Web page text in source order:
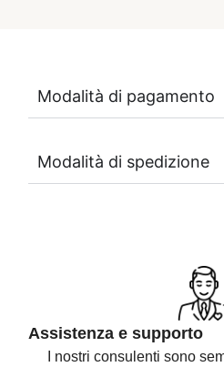
Modalità di pagamento
Modalità di spedizione
Assistenza e supporto
I nostri consulenti sono